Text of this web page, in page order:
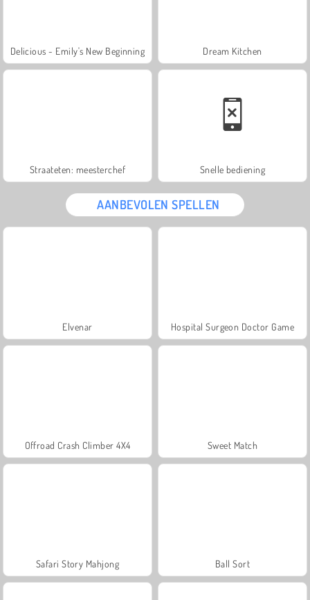
Delicious - Emily's New Beginning Dream Kitchen
Straateten: meesterchef Snelle bediening
AANBEVOLEN SPELLEN
Elvenar Hospital Surgeon Doctor Game
Offroad Crash Climber 4X4 Sweet Match
Safari Story Mahjong Ball Sort